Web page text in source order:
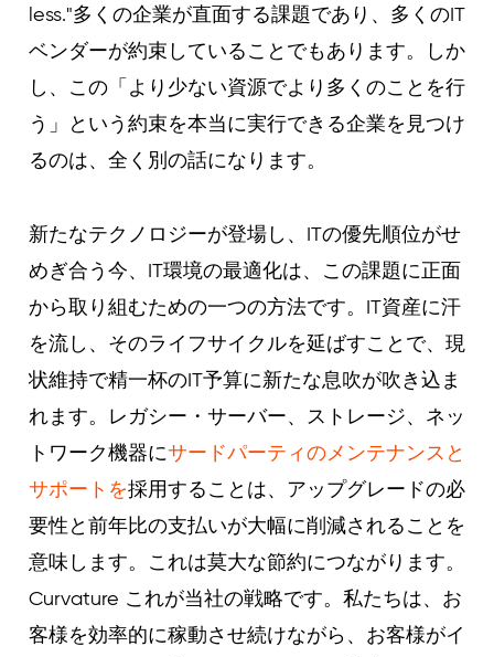
less."多くの企業が直面する課題であり、多くのIT
ベンダーが約束していることでもあります。しか
し、この「より少ない資源でより多くのことを行
う」という約束を本当に実行できる企業を見つけ
るのは、全く別の話になります。
新たなテクノロジーが登場し、ITの優先順位がせ
めぎ合う今、IT環境の最適化は、この課題に正面
から取り組むための一つの方法です。IT資産に汗
を流し、そのライフサイクルを延ばすことで、現
状維持で精一杯のIT予算に新たな息吹が吹き込ま
れます。レガシー・サーバー、ストレージ、ネッ
トワーク機器にサードパーティのメンテナンスと
サポートを採用することは、アップグレードの必
要性と前年比の支払いが大幅に削減されることを
意味します。これは莫大な節約につながります。
Curvature これが当社の戦略です。私たちは、お
客様を効率的に稼動させ続けながら、お客様がイ